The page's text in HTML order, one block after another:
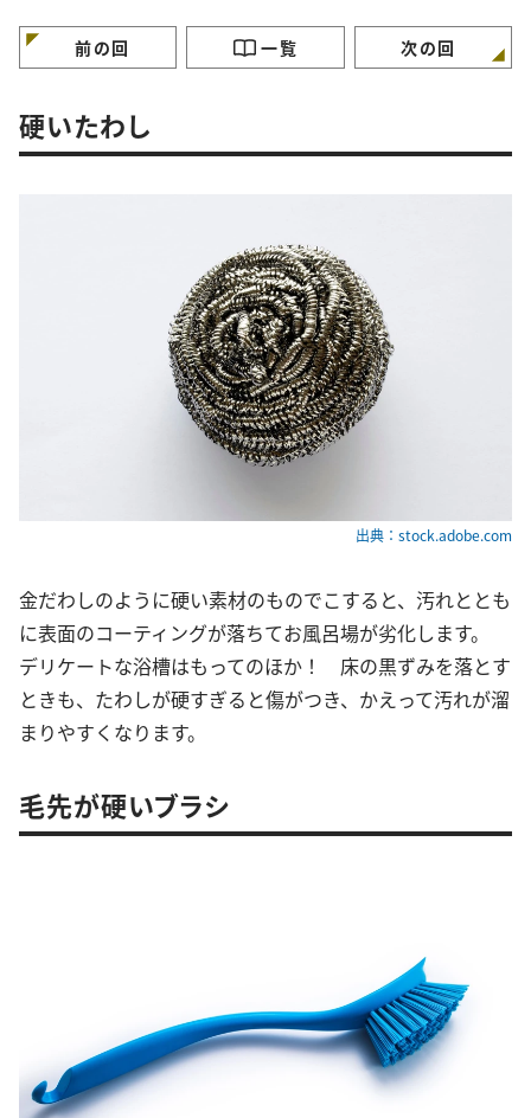
所」とは いんだ…」
前の回 一覧 次の回
硬いたわし
出典：stock.adobe.com
金だわしのように硬い素材のものでこすると、汚れととも
に表面のコーティングが落ちてお風呂場が劣化します。
デリケートな浴槽はもってのほか！ 床の黒ずみを落とす
ときも、たわしが硬すぎると傷がつき、かえって汚れが溜
まりやすくなります。
毛先が硬いブラシ